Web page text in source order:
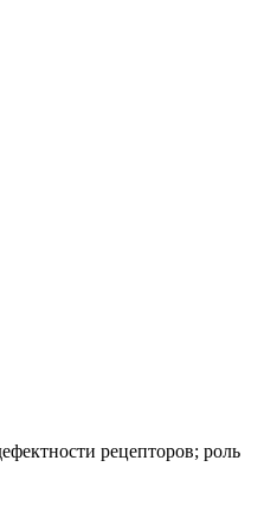
рецепторов; роль